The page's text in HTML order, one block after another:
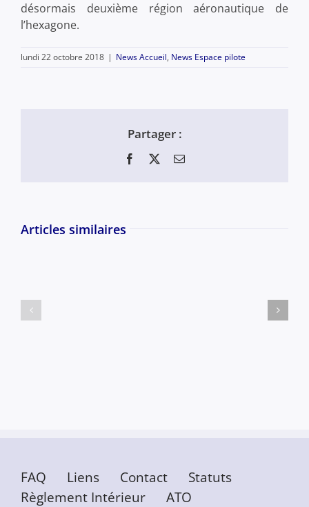
désormais deuxième région aéronautique de
l’hexagone.
lundi 22 octobre 2018 | News Accueil, News Espace pilote
Partager :
Facebook Email
Articles similaires
FAQ Liens Contact
Statuts
Règlement Intérieur
ATO